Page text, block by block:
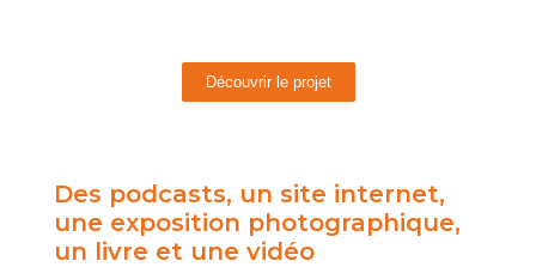
Découvrir le projet
Des podcasts, un site internet,
une exposition photographique,
un livre et une vidéo